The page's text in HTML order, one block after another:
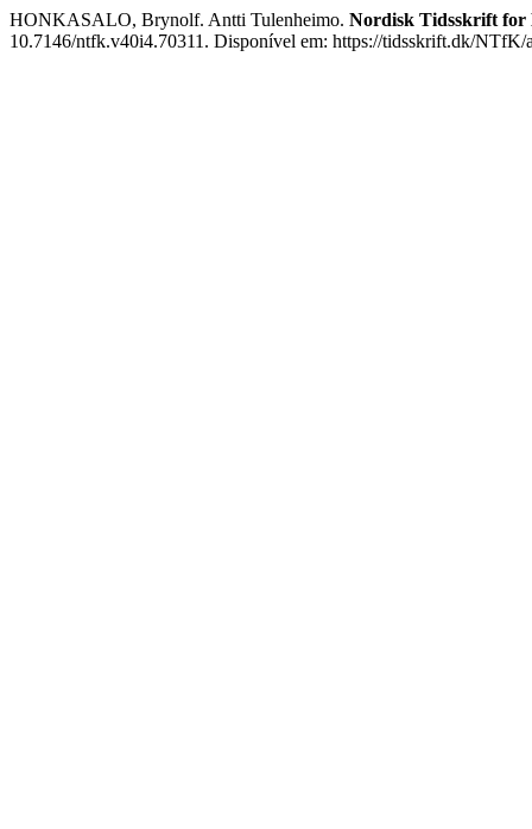
HONKASALO, Brynolf. Antti Tulenheimo. Nordisk Tidsskrift for
10.7146/ntfk.v40i4.70311. Disponível em: https://tidsskrift.dk/NTfK/